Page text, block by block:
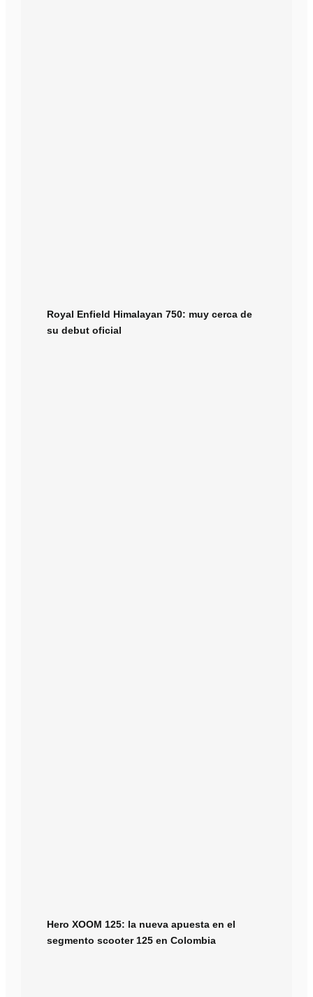
Royal Enfield Himalayan 750: muy cerca de
su debut oficial
Hero XOOM 125: la nueva apuesta en el
segmento scooter 125 en Colombia